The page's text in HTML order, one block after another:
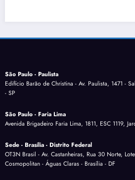
São Paulo - Paulista
Edifício Barão de Christina - Av. Paulista, 1471 -
- SP
São Paulo - Faria Lima
Avenida Brigadeiro Faria Lima, 1811, ESC 1119,
Sede - Brasília - Distrito Federal
OT3N Brasil - Av. Castanheiras, Rua 30 Norte,
Cosmopolitan - Águas Claras - Brasília - DF